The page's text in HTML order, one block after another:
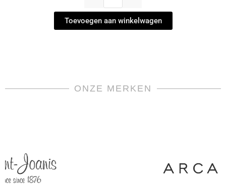
Ercuis
aantal
Toevoegen aan winkelwagen
ONZE MERKEN